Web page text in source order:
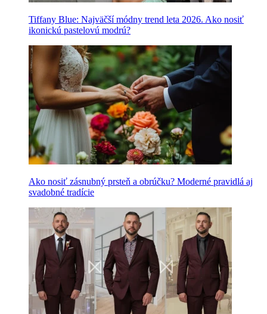
Tiffany Blue: Najväčší módny trend leta 2026. Ako nosiť
ikonickú pastelovú modrú?
Ako nosiť zásnubný prsteň a obrúčku? Moderné pravidlá aj
svadobné tradície